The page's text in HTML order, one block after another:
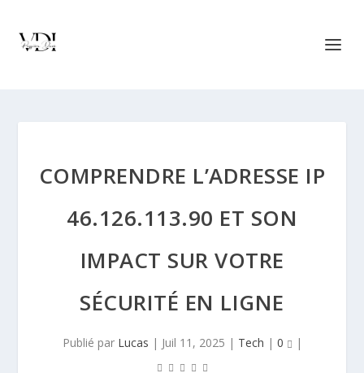
COMPRENDRE L’ADRESSE IP
46.126.113.90 ET SON
IMPACT SUR VOTRE
SÉCURITÉ EN LIGNE
Publié par Lucas | Juil 11, 2025 | Tech | 0 |